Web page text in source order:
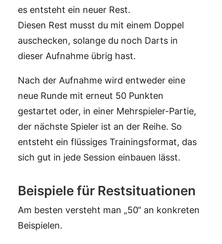
es entsteht ein neuer Rest.
Diesen Rest musst du mit einem Doppel
auschecken, solange du noch Darts in
dieser Aufnahme übrig hast.
Nach der Aufnahme wird entweder eine
neue Runde mit erneut 50 Punkten
gestartet oder, in einer Mehrspieler-Partie,
der nächste Spieler ist an der Reihe. So
entsteht ein flüssiges Trainingsformat, das
sich gut in jede Session einbauen lässt.
Beispiele für Restsituationen
Am besten versteht man „50“ an konkreten
Beispielen.